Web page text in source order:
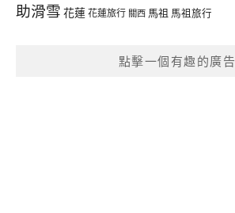
助滑雪 花蓮花蓮旅行 關西 馬祖 馬祖旅行
點擊一個有趣的廣告